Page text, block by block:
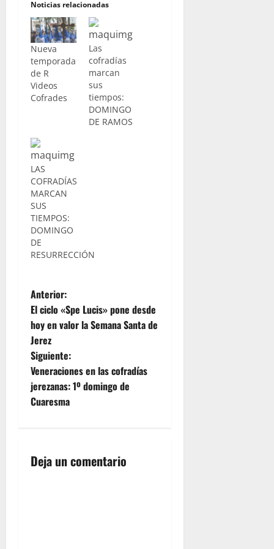
Noticias relacionadas
Nueva
temporada
de R
Videos
Cofrades
Las
cofradías
marcan
sus
tiempos:
DOMINGO
DE RAMOS
LAS
COFRADÍAS
MARCAN
SUS
TIEMPOS:
DOMINGO
DE
RESURRECCIÓN
N
a
v
e
g
c
Anterior:
El ciclo «Spe Lucis» pone desde
hoy en valor la Semana Santa de
Jerez
Siguiente:
Veneraciones en las cofradías
jerezanas: 1º domingo de
Cuaresma
Deja un comentario